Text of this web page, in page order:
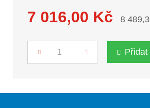
7 016,00 Kč 8
Počet Přidat